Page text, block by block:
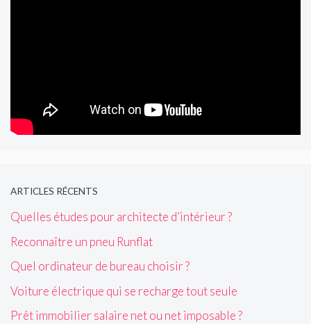
ARTICLES RÉCENTS
Quelles études pour architecte d’intérieur ?
Reconnaître un pneu Runflat
Quel ordinateur de bureau choisir ?
Voiture électrique qui se recharge tout seule
Prêt immobilier salaire net ou net imposable ?